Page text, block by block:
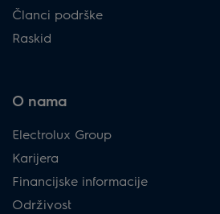
Članci podrške
Raskid
O nama
Electrolux Group
Karijera
Financijske informacije
Održivost